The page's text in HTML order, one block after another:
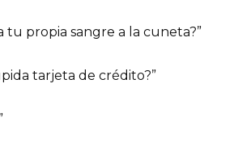
tu propia sangre a la cuneta?”
tarjeta de crédito?”